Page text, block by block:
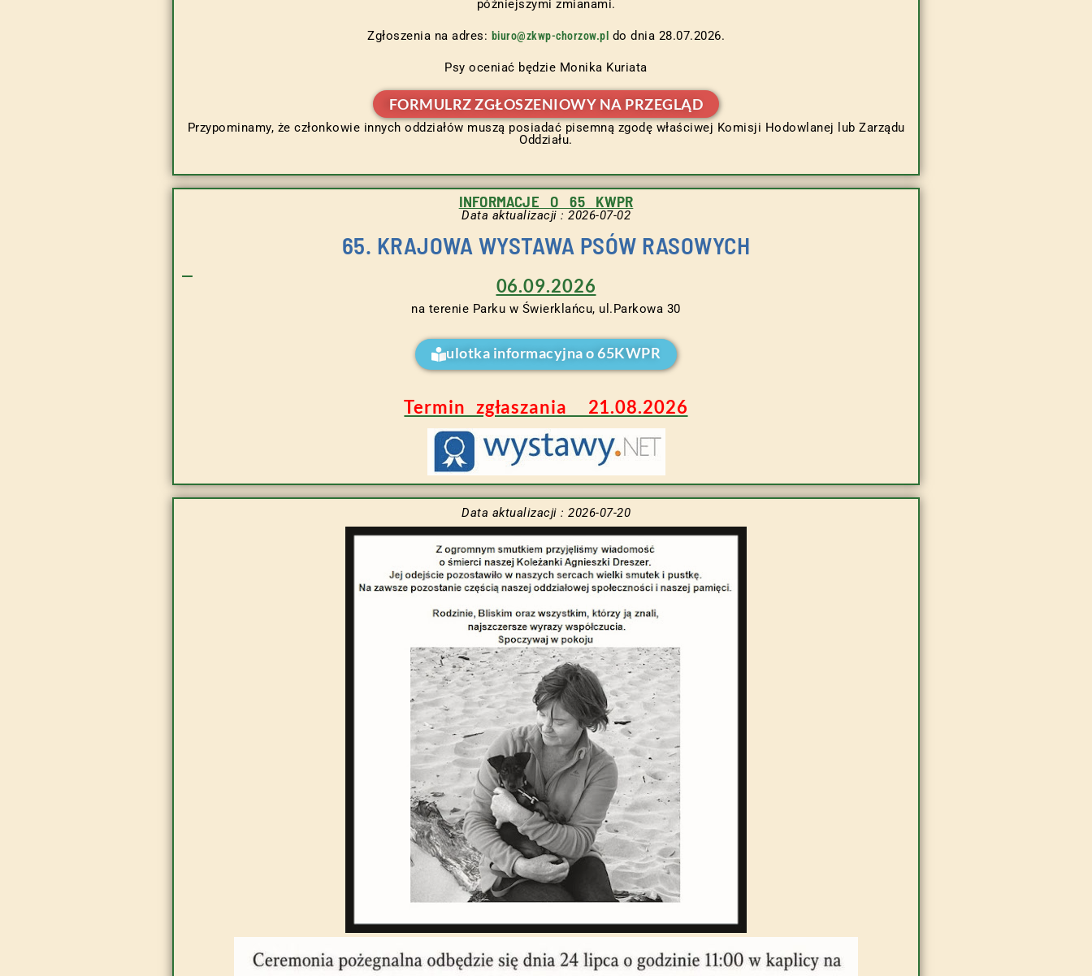
późniejszymi zmianami.
Zgłoszenia na adres: biuro@zkwp-chorzow.pl do dnia 28.07.2026.
Psy oceniać będzie Monika Kuriata
FORMULRZ ZGŁOSZENIOWY NA PRZEGLĄD
Przypominamy, że członkowie innych oddziałów muszą posiadać pisemną zgodę właściwej Komisji Hodowlanej lub Zarządu
Oddziału.
INFORMACJE O 65 KWPR
Data aktualizacji : 2026-07-02
65. KRAJOWA WYSTAWA PSÓW RASOWYCH
06.09.2026
na terenie Parku w Świerklańcu, ul.Parkowa 30
ulotka informacyjna o 65KWPR
Termin zgłaszania 21.08.2026
Data aktualizacji : 2026-07-20